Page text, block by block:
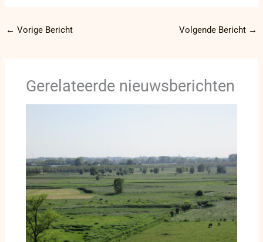
← Vorige Bericht Volgende Bericht →
Gerelateerde nieuwsberichten